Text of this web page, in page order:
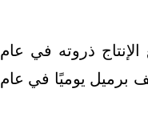
ذروته في عام
500 ألف برميل يوميًا، واستمر بمعدلات مرتفعة ليصل إلى 386 ألف برميل يوميًا في عام